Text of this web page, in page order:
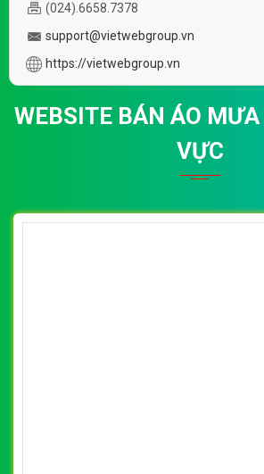
(024).6658.7378
support@vietwebgroup.vn
https://vietwebgroup.vn
WEBSITE BÁN ÁO
VỰC